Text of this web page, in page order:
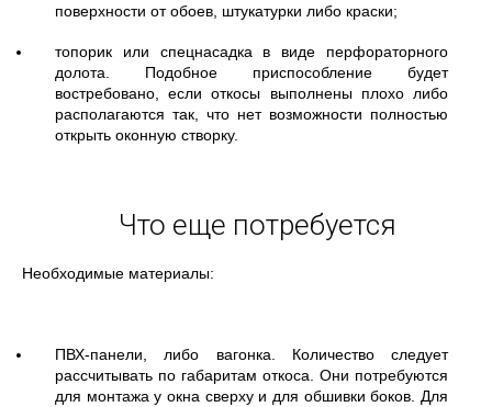
поверхности от обоев, штукатурки либо краски;
топорик или спецнасадка в виде перфораторного
долота. Подобное приспособление будет
востребовано, если откосы выполнены плохо либо
располагаются так, что нет возможности полностью
открыть оконную створку.
Что еще потребуется
Необходимые материалы:
ПВХ-панели, либо вагонка. Количество следует
рассчитывать по габаритам откоса. Они потребуются
для монтажа у окна сверху и для обшивки боков. Для